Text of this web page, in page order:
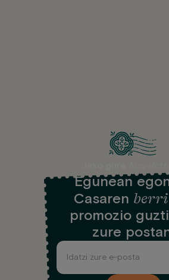
Egunean
Casaren berri
promozio
zure